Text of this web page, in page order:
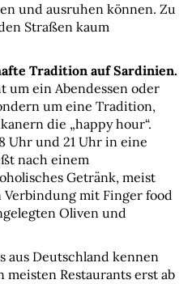
und ausruhen können. Zu
Straßen kaum
Tradition auf Sardinien.
um ein Abendessen oder
um eine Tradition,
die „happy hour“.
Uhr und 21 Uhr in eine
nach einem
Getränk, meist
mit Finger food
Oliven und
aus Deutschland kennen
Restaurants erst ab